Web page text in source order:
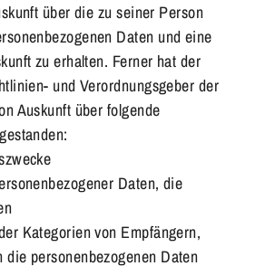
über die zu seiner Person
Daten und eine
zu erhalten. Ferner hat der
und Verordnungsgeber der
Auskunft über folgende
Daten, die
Kategorien von Empfängern,
die personenbezogenen Daten